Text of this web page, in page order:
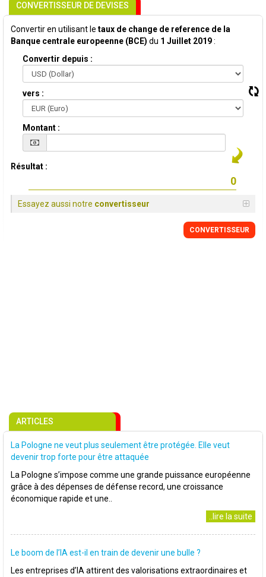
CONVERTISSEUR DE DEVISES
Convertir en utilisant le taux de change de reference de la
Banque centrale europeenne (BCE) du 1 Juillet 2019:
Convertir depuis :
vers :
Montant :
Résultat :
Essayez aussi notre convertisseur
CONVERTISSEUR
ARTICLES
La Pologne ne veut plus seulement être protégée. Elle veut
devenir trop forte pour être attaquée
La Pologne s’impose comme une grande puissance européenne
grâce à des dépenses de défense record, une croissance
économique rapide et une..
..lire la suite
Le boom de l’IA est-il en train de devenir une bulle ?
Les entreprises d’IA attirent des valorisations extraordinaires et